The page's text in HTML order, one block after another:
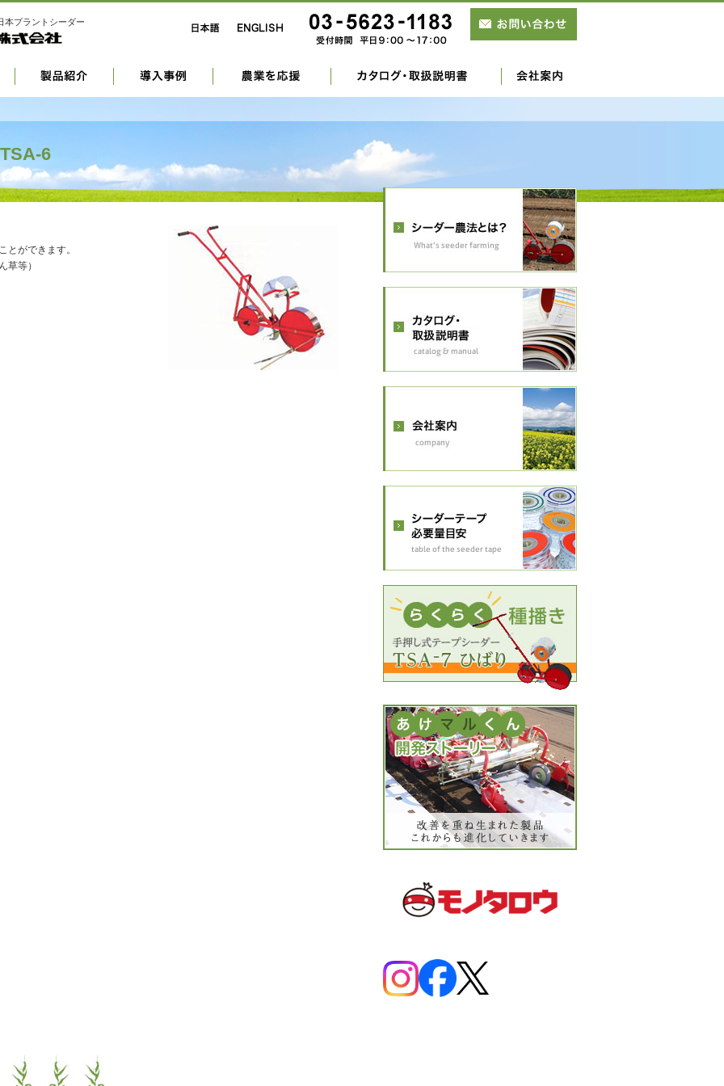
本プラントシーダー
6
とができます。
草等）